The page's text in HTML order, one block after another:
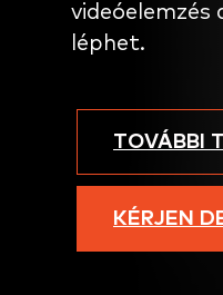
videóelemzés
léphet.
TOVÁBBI
KÉRJEN